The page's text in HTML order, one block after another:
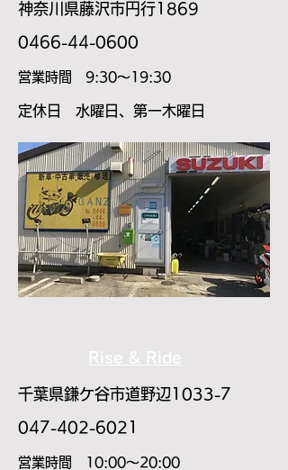
神奈川県藤沢市円行1869
0466-44-0600
​営業時間 9:30～19:30
​定休日 水曜日、第一木曜日
Rise & Ride
千葉県鎌ケ谷市道野辺1033-7
​047-402-6021
​営業時間 10:00～20:00